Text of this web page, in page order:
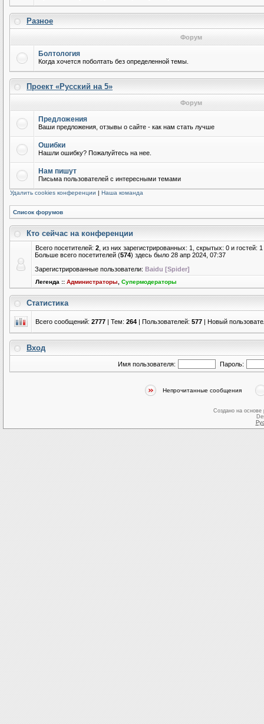
Разное
Форум
Болтология
Когда хочется поболтать без определенной темы.
Проект «Русский на 5»
Форум
Предложения
Ваши предложения, отзывы о сайте - как нам стать лучше
Ошибки
Нашли ошибку? Пожалуйтесь на нее.
Нам пишут
Письма пользователей с интересными темами
Удалить cookies конференции | Наша команда
Список форумов
Кто сейчас на конференции
Всего посетителей: 2 , из них зарегистрированных: 1, скрытых: 0 и
Больше всего посетителей (574) здесь было 28 апр 2024, 07:37
Зарегистрированные пользователи: Baidu [Spider]
Легенда :: Администраторы Супермодераторы
Статистика
Всего сообщений: 2777 | Тем: 264 | Пользователей: 577 | Новый
Вход
Имя пользователя: Пароль:
Непрочитанные сообщения
Создано на основе